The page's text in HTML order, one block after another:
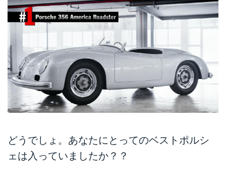
どうでしょ。あなたにとってのベストポルシ
ェは入っていましたか？？